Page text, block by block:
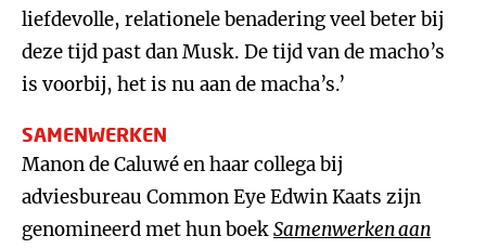
liefdevolle, relationele benadering veel beter bij
deze tijd past dan Musk. De tijd van de macho’s
is voorbij, het is nu aan de macha’s.’
SAMENWERKEN
Manon de Caluwé en haar collega bij
adviesbureau Common Eye Edwin Kaats zijn
genomineerd met hun boekSamenwerken aan